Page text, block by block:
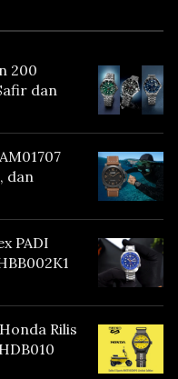
200
dan
dan
PADI
Rilis